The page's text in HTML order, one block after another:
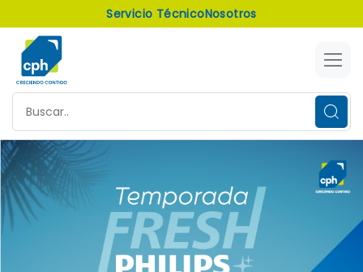
Servicio TécnicoNosotros